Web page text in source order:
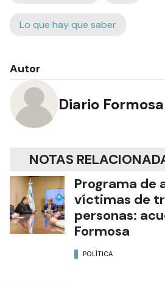
Lo que hay que saber
Autor
Diario Formosa
NOTAS
Programa de
víctimas de
personas:
Formosa
POLÍTICA